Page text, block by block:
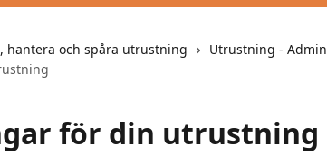
hantera och spåra utrustning
Utrustning - Admin
för din utrustning